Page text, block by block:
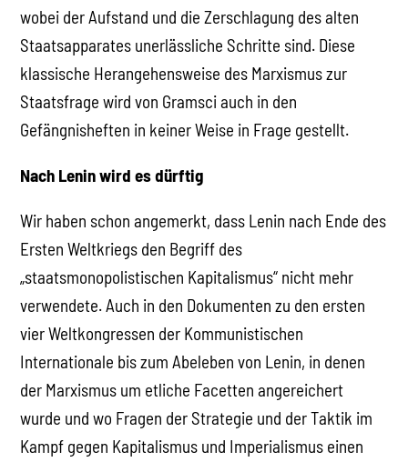
wobei der Aufstand und die Zerschlagung des alten
Staatsapparates unerlässliche Schritte sind. Diese
klassische Herangehensweise des Marxismus zur
Staatsfrage wird von Gramsci auch in den
Gefängnisheften in keiner Weise in Frage gestellt.
Nach Lenin wird es dürftig
Wir haben schon angemerkt, dass Lenin nach Ende des
Ersten Weltkriegs den Begriff des
„staatsmonopolistischen Kapitalismus“ nicht mehr
verwendete. Auch in den Dokumenten zu den ersten
vier Weltkongressen der Kommunistischen
Internationale bis zum Abeleben von Lenin, in denen
der Marxismus um etliche Facetten angereichert
wurde und wo Fragen der Strategie und der Taktik im
Kampf gegen Kapitalismus und Imperialismus einen